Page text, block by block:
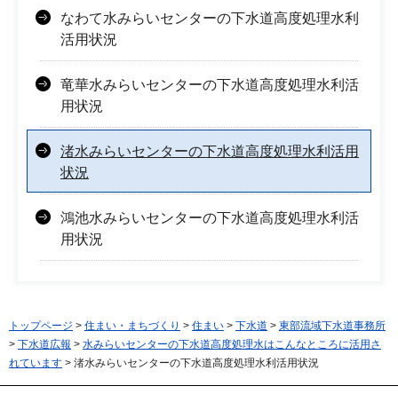
なわて水みらいセンターの下水道高度処理水利
活用状況
竜華水みらいセンターの下水道高度処理水利活
用状況
渚水みらいセンターの下水道高度処理水利活用
状況
鴻池水みらいセンターの下水道高度処理水利活
用状況
トップページ > 住まい・まちづくり > 住まい > 下水道 > 東部流域下水道事務所
> 下水道広報 > 水みらいセンターの下水道高度処理水はこんなところに活用さ
れています > 渚水みらいセンターの下水道高度処理水利活用状況